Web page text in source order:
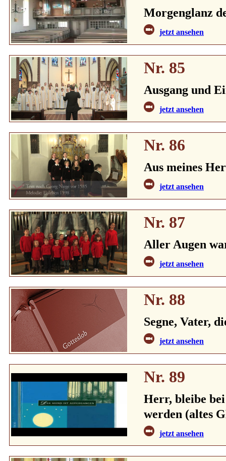
Morgenglanz
jetzt ansehen
Nr. 85
Ausgang und
jetzt ansehen
Nr. 86
Aus meines
jetzt ansehen
Nr. 87
Aller Augen
jetzt ansehen
Nr. 88
Segne, Vater,
jetzt ansehen
Nr. 89
Herr, bleibe
werden (altes
jetzt ansehen